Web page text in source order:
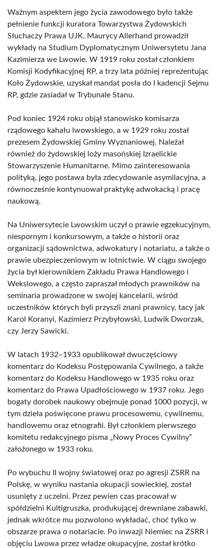
Ważnym aspektem jego życia zawodowego było także
pełnienie funkcji kuratora Towarzystwa Żydowskich
Słuchaczy Prawa UJK. Maurycy Allerhand prowadził
wykłady na Studium Dyplomatycznym Uniwersytetu Jana
Kazimierza we Lwowie. W 1919 roku został członkiem
Komisji Kodyfikacyjnej RP, a trzy lata później reprezentując
Koło Żydowskie, uzyskał mandat posła do I kadencji Sejmu
RP, gdzie zasiadał w Trybunale Stanu.
Pod koniec 1924 roku objął stanowisko komisarza
rządowego kahału lwowskiego, a w 1929 roku został
prezesem Żydowskiej Gminy Wyznaniowej. Należał
również do żydowskiej loży masońskiej Izraelickie
Stowarzyszenie Humanitarne. Mimo zainteresowania
polityką, jego postawa była zdecydowanie asymilacyjna, a
równocześnie kontynuował praktykę adwokacką i pracę
naukową.
Na Uniwersytecie Lwowskim uczył o prawie egzekucyjnym,
niespornym i konkursowym, a także o historii oraz
organizacji sądownictwa, adwokatury i notariatu, a także o
prawie ubezpieczeniowym w lotnictwie. W ciągu swojego
życia był kierownikiem Zakładu Prawa Handlowego i
Wekslowego, a często zapraszał młodych prawników na
seminaria prowadzone w swojej kancelarii, wśród
uczestników których byli przyszli znani prawnicy, tacy jak
Karol Koranyi, Kazimierz Przybyłowski, Ludwik Dworzak,
czy Jerzy Sawicki.
W latach 1932–1933 opublikował dwuczęściowy
komentarz do Kodeksu Postępowania Cywilnego, a także
komentarz do Kodeksu Handlowego w 1935 roku oraz
komentarz do Prawa Upadłościowego w 1937 roku. Jego
bogaty dorobek naukowy obejmuje ponad 1000 pozycji, w
tym dzieła poświęcone prawu procesowemu, cywilnemu,
handlowemu oraz etnografii. Był członkiem pierwszego
komitetu redakcyjnego pisma „Nowy Proces Cywilny”
założonego w 1933 roku.
Po wybuchu II wojny światowej oraz po agresji ZSRR na
Polskę, w wyniku nastania okupacji sowieckiej, został
usunięty z uczelni. Przez pewien czas pracował w
spółdzielni Kultigruszka, produkującej drewniane zabawki,
jednak wkrótce mu pozwolono wykładać, choć tylko w
obszarze prawa o notariacie. Po inwazji Niemiec na ZSRR i
objęciu Lwowa przez władze okupacyjne, został krótko